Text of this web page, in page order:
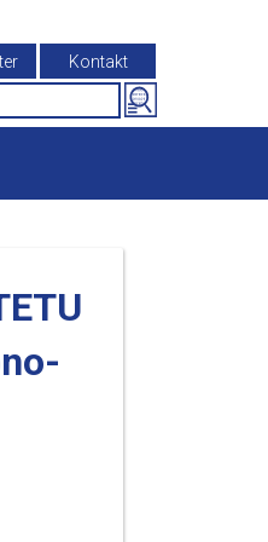
Kontakt
Search
for: